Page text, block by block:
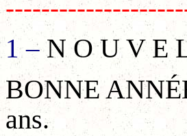
1 –N O U V E
BONNE
ans.